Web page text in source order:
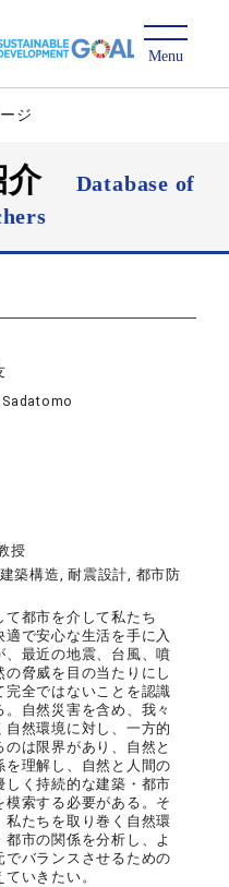
ジ
介
Database of
Sadatomo
授
築構造, 耐震設計, 都市防
て都市を介して私たち
適で安心な生活を手に入
、最近の地震、台風、噴
の脅威を目の当たりにし
完全ではないことを認識
。自然災害を含め、我々
自然環境に対し、一方的
のは限界があり、自然と
を理解し、自然と人間の
しく持続的な建築・都市
模索する必要がある。そ
私たちを取り巻く自然環
都市の関係を分析し、よ
でバランスさせるための
いきたい。